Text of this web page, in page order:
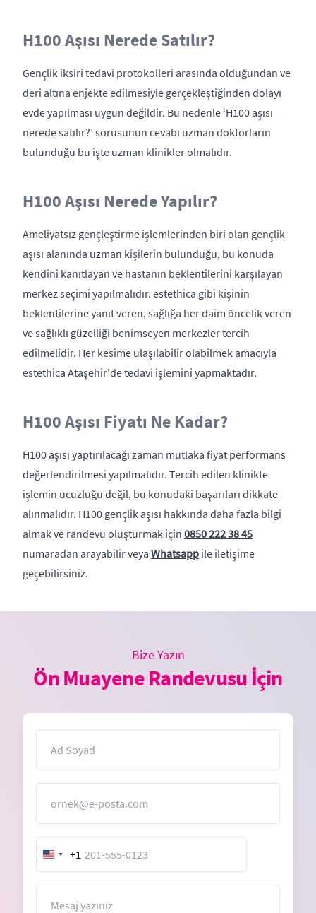
H100 Aşısı Nerede Satılır?
Gençlik iksiri tedavi protokolleri arasında olduğundan ve
deri altına enjekte edilmesiyle gerçekleştiğinden dolayı
evde yapılması uygun değildir. Bu nedenle ‘H100 aşısı
nerede satılır?’ sorusunun cevabı uzman doktorların
bulunduğu bu işte uzman klinikler olmalıdır.
H100 Aşısı Nerede Yapılır?
Ameliyatsız gençleştirme işlemlerinden biri olan gençlik
aşısı alanında uzman kişilerin bulunduğu, bu konuda
kendini kanıtlayan ve hastanın beklentilerini karşılayan
merkez seçimi yapılmalıdır. estethica gibi kişinin
beklentilerine yanıt veren, sağlığa her daim öncelik veren
ve sağlıklı güzelliği benimseyen merkezler tercih
edilmelidir. Her kesime ulaşılabilir olabilmek amacıyla
estethica Ataşehir'de tedavi işlemini yapmaktadır.
H100 Aşısı Fiyatı Ne Kadar?
H100 aşısı yaptırılacağı zaman mutlaka fiyat performans
değerlendirilmesi yapılmalıdır. Tercih edilen klinikte
işlemin ucuzluğu değil, bu konudaki başarıları dikkate
alınmalıdır. H100 gençlik aşısı hakkında daha fazla bilgi
almak ve randevu oluşturmak için 0850 222 38 45
numaradan arayabilir veya Whatsapp ile iletişime
geçebilirsiniz.
Bize Yazın
Ön Muayene Randevusu İçin
United
States
+1